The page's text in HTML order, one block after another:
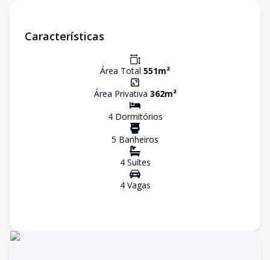
Características
Área Total 551m²
Área Privativa 362m²
4Dormitórios
5 Banheiros
4Suítes
4Vagas